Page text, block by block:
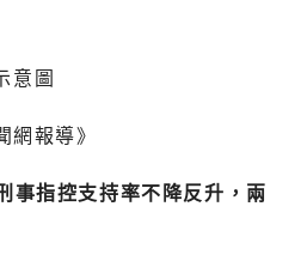
意圖
網報導》
事指控支持率不降反升，兩